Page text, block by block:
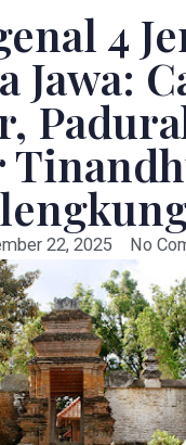
4
Jawa:
22, 2025 No